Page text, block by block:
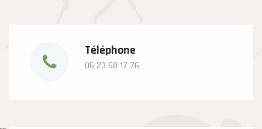
Téléphone
06 23 68 17 76